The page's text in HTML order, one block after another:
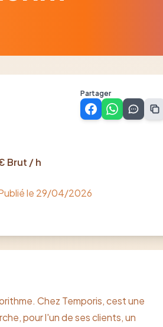
Partager
Brut / h
le 29/04/2026
Chez Temporis, cest une
pour l'un de ses clients, un